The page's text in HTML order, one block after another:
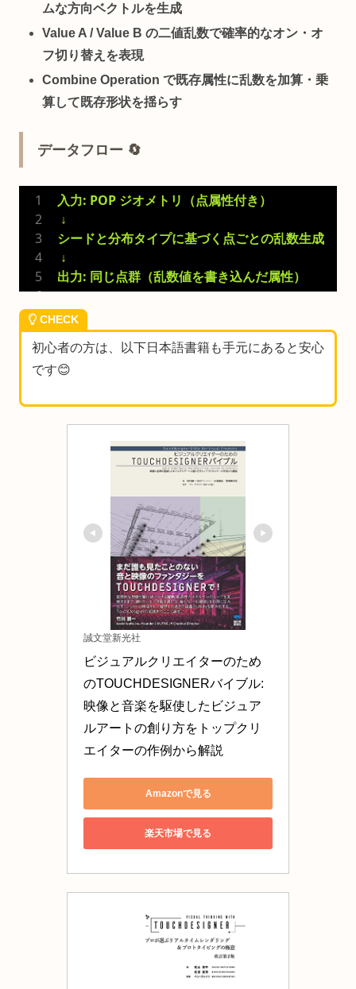
ムな方向ベクトルを生成
Value A / Value B の二値乱数で確率的なオン・オ
フ切り替えを表現
Combine Operation で既存属性に乱数を加算・乗
算して既存形状を揺らす
データフロー 🔄
入力: POP ジオメトリ（点属性付き）
↓
シードと分布タイプに基づく点ごとの乱数生成
↓
出力: 同じ点群（乱数値を書き込んだ属性）
CHECK
初心者の方は、以下日本語書籍も手元にあると安心
です😊
誠文堂新光社
ビジュアルクリエイターのため
のTOUCHDESIGNERバイブル:
映像と音楽を駆使したビジュア
ルアートの創り方をトップクリ
エイターの作例から解説
Amazonで見る
楽天市場で見る